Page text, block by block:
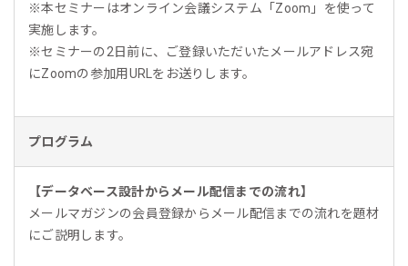
※本セミナーはオンライン会議システム「Zoom」を使って
実施します。
※セミナーの2日前に、ご登録いただいたメールアドレス宛
にZoomの参加用URLをお送りします。
プログラム
【データベース設計からメール配信までの流れ】
メールマガジンの会員登録からメール配信までの流れを題材
にご説明します。